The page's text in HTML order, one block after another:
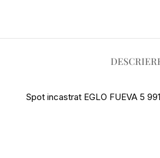
Spot incastrat EGLO FUEVA 5